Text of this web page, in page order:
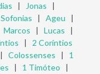
| Jonas |
Sofonias | Ageu |
Marcos | Lucas |
| 2 Coríntios
| Colossenses | 1
| 1 Timóteo |